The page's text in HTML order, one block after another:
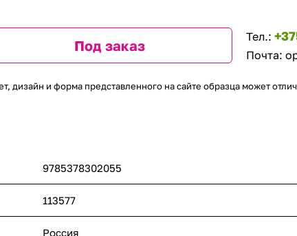
Под заказ
Тел.:
Почта:
дизайн и форма представленного на сайте образца может
9785378302055
113577
Россия